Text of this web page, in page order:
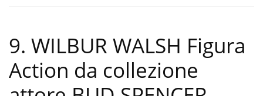
9. WILBUR WALSH Figura
Action da collezione